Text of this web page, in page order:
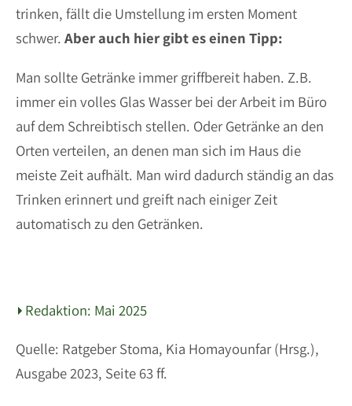
trinken, fällt die Umstellung im ersten Moment
schwer. Aber auch hier gibt es einen Tipp:
Man sollte Getränke immer griffbereit haben. Z.B.
immer ein volles Glas Wasser bei der Arbeit im Büro
auf dem Schreibtisch stellen. Oder Getränke an den
Orten verteilen, an denen man sich im Haus die
meiste Zeit aufhält. Man wird dadurch ständig an das
Trinken erinnert und greift nach einiger Zeit
automatisch zu den Getränken.
Redaktion: Mai 2025
Quelle: Ratgeber Stoma, Kia Homayounfar (Hrsg.),
Ausgabe 2023, Seite 63 ff.